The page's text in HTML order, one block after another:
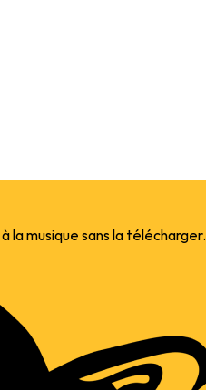
musique sans la télécharger.